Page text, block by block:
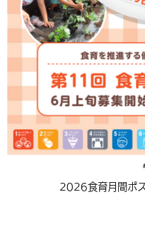
2026食育月間ポス